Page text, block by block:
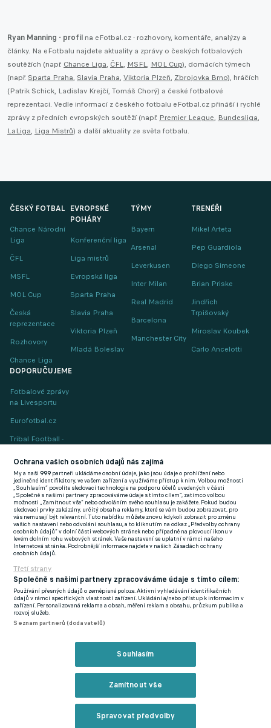
Ryan Manning - profil na eFotbal.cz - rozhovory, komentáře, analýzy a
články. Na eFotbalu najdete aktuality a zprávy o českých fotbalových
soutěžích (např. Chance Liga, ČFL, MSFL, MOL Cup), domácích týmech
(např. Sparta Praha, Slavia Praha, Viktoria Plzeň, Zbrojovka Brno), hráčích
(Patrik Schick, Ladislav Krejčí, Tomáš Chorý) a české fotbalové
reprezentaci. Vedle informací z českého fotbalu eFotbal.cz přináší i rychlé
zprávy z předních evropských soutěží (např. Premier League, Bundesliga,
LaLiga, Liga Mistrů) a další aktuality ze světa fotbalu.
ČESKÝ FOTBAL
Chance Národní
Liga
ČFL
MSFL
MOL Cup
Česká
reprezentace
Rozhovory
Chance Liga
EVROPSKÉ
POHÁRY
Konferenční liga
Liga mistrů
Evropská liga
Sparta Praha
Slavia Praha
Viktoria Plzeň
Mladá Boleslav
TÝMY
Bayern
Arsenal
Leverkusen
Inter Milan
Real Madrid
Barcelona
Manchester City
TRENÉŘI
Mikel Arteta
Pep Guardiola
Diego Simeone
Brian Priske
Jindřich
Trpišovský
Miroslav Koubek
Carlo Ancelotti
DOPORUČUJEME
Fotbalové zprávy
na Livesportu
Eurofotbal.cz
Tribal Football -
(EN)
FlashFutbal (SK)
Tenisportal.cz
Tenisové zprávy
na Livesportu
Podmínky užití
Zásady ochrany osobních údajů
GDPR a žurnalistika
Ochrana vašich osobních údajů nás zajímá
My a naši999 partneři ukládáme osobní údaje, jako jsou údaje o prohlížení nebo
jedinečné identifikátory, ve vašem zařízení a využíváme přístup k nim. Volbou možnosti
„Souhlasím“ povolíte sledovací technologie na podporu účelů uvedených v části
„Společně s našimi partnery zpracováváme údaje s tímto cílem“, zatímco volbou
možnosti „Zamítnout vše“ nebo odvoláním svého souhlasu je zakážete. Pokud budou
sledovací prvky zakázány, určitý obsah a reklamy, které se vám budou zobrazovat, pro
vás nemusejí být relevantní. Tuto nabídku můžete znovu kdykoli zobrazit pro změnu
vašich nastavení nebo odvolání souhlasu, a to kliknutím na odkaz „Předvolby ochrany
osobních údajů“ v dolní části webových stránek nebo případně na plovoucí ikonu v
levém dolním rohu webových stránek. Vaše nastavení se uplatní v rámci našeho
Internetová stránka. Podrobnější informace najdete v našich Zásadách ochrany
osobních údajů.
Třetí strany
Společně s našimi partnery zpracováváme údaje s tímto cílem:
Používání přesných údajů o zeměpisné poloze. Aktivní vyhledávání identifikačních
údajů v rámci specifických vlastností zařízení. Ukládání a/nebo přístup k informacím v
zařízení. Personalizovaná reklama a obsah, měření reklam a obsahu, průzkum publika a
rozvoj služeb.
Seznam partnerů (dodavatelů)
Souhlasím
Zamítnout vše
Spravovat předvolby